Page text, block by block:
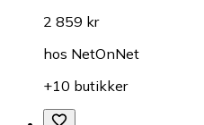
2 859 kr
hos NetOnNet
+10 butikker